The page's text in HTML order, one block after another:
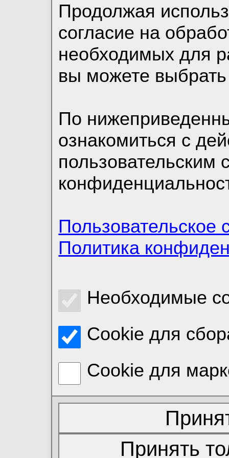
Продолжая
согласие на
необходимых для
вы можете
По
ознакомиться с
пользовательским
Пользовательское
Политика
Необходимые
Cookie для
Cookie для